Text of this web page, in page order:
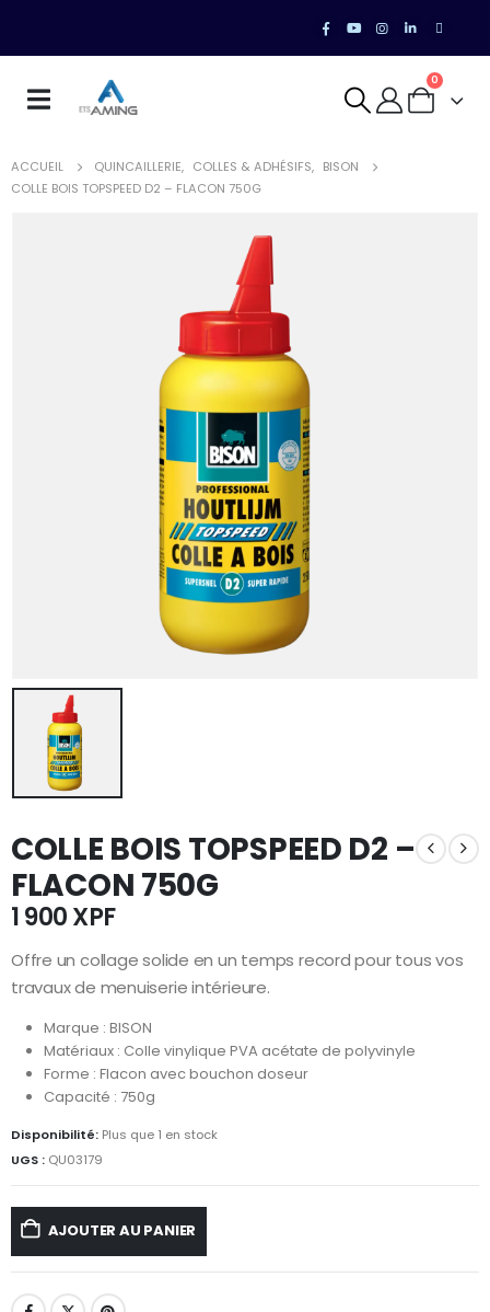
0
ACCUEIL QUINCAILLERIE, COLLES & ADHÉSIFS, BISON
COLLE BOIS TOPSPEED D2 – FLACON 750G
COLLE BOIS TOPSPEED D2 –
FLACON 750G
1 900XPF
Offre un collage solide en un temps record pour tous vos
travaux de menuiserie intérieure.
Marque : BISON
Matériaux : Colle vinylique PVA acétate de polyvinyle
Forme : Flacon avec bouchon doseur
Capacité : 750g
Disponibilité: Plus que 1 en stock
UGS : QU03179
AJOUTER AU PANIER